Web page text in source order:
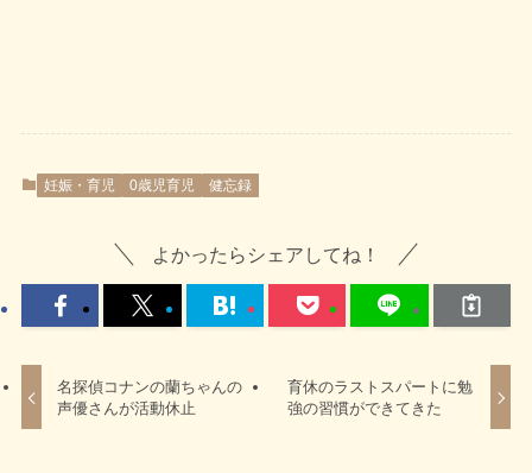
妊娠・育児 0歳児育児 健忘録
よかったらシェアしてね！
名探偵コナンの蘭ちゃんの
声優さんが活動休止
育休のラストスパートに勉
強の習慣ができてきた